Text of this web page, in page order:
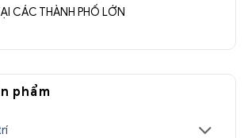
CÁC THÀNH PHỐ LỚN
phẩm